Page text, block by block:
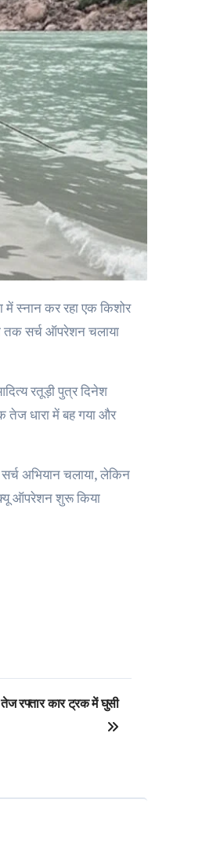
तक सर्च ऑपरेशन चलाया
रतूड़ी पुत्र दिनेश
तेज धारा में बह गया और
अभियान चलाया, लेकिन
ऑपरेशन शुरू किया
रफ्तार कार ट्रक में घुसी